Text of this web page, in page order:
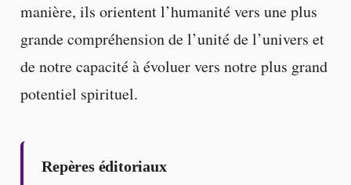
manière, ils orientent l’humanité vers une plus
grande compréhension de l’unité de l’univers et
de notre capacité à évoluer vers notre plus grand
potentiel spirituel.
Repères éditoriaux